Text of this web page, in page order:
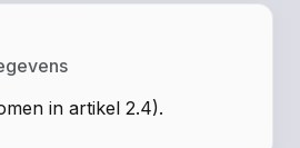
in artikel 2.4).